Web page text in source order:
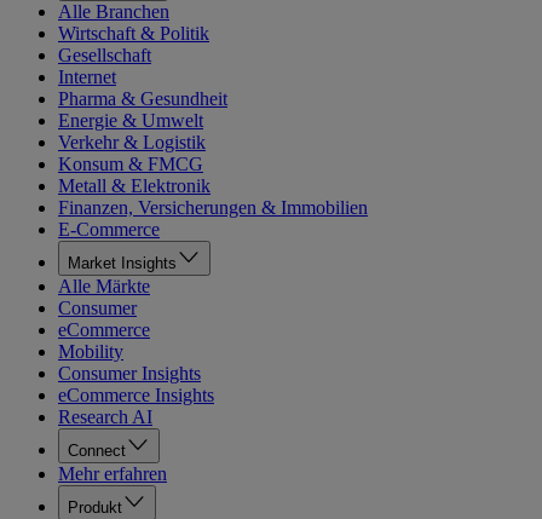
Alle Branchen
Wirtschaft & Politik
Gesellschaft
Internet
Pharma & Gesundheit
Energie & Umwelt
Verkehr & Logistik
Konsum & FMCG
Metall & Elektronik
Finanzen, Versicherungen & Immobilien
E-Commerce
Market Insights
Alle Märkte
Consumer
eCommerce
Mobility
Consumer Insights
eCommerce Insights
Research AI
Connect
Mehr erfahren
Produkt